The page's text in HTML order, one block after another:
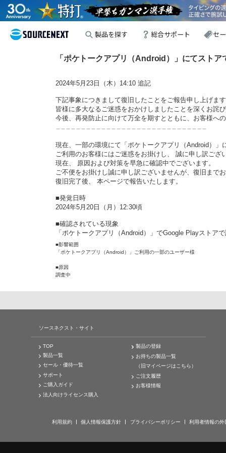
製品を探す 総合サポート セ
「ポケトークアプリ（Android）」にてスト
2024年5月23日（木）14:10 追記
下記事象につきまして復旧したことをご報告申し上げま
皆様に多大なるご迷惑をおかけしましたことを深くお詫
今後、再発防止に向けて万全を期すとともに、お客様へ
現在、一部の環境にて「ポケトークアプリ（Android）
ご利用のお客様にはご迷惑をお掛けし、 誠に申し訳ござ
現在、 原因および対策を早急に確認中でございます。
ご不便をお掛けし誠に申し訳ございませんが、復旧まで
復旧完了後、 本ページで報告いたします。
■発覚日時
2024年5月20日（月）12:30頃
■確認されている現象
「ポケトークアプリ（Android）」でGoogle Playストア
■影響範囲
「ポケトークアプリ（Android）」ご利用の一部のユーザー様
■原因
調査中
ソースネクスト・サイト
TOP
製品一覧
セール・優待一覧
サポート
ご購入ガイド
法人向けライセンス購入
製品の登録
お持ちの製品一覧
（旧マイページはこちら）
ご注文履歴
お客様情報
利用規約 個人情報保護方針 プライバシーポリシー 利用者情報の外